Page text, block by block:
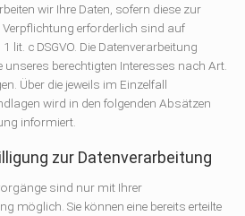
wir Ihre Daten, sofern diese zur
Verpflichtung erforderlich sind auf
lit. c DSGVO. Die Datenverarbeitung
berechtigten Interesses nach Art.
Über die jeweils im Einzelfall
wird in den folgenden Absätzen
informiert.
zur Datenverarbeitung
sind nur mit Ihrer
möglich. Sie können eine bereits erteilte